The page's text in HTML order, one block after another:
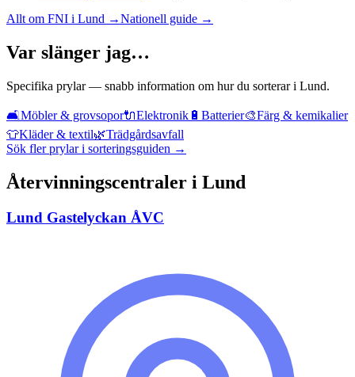
Allt om FNI i Lund →Nationell guide →
Var slänger jag…
Specifika prylar — snabb information om hur du sorterar i Lund.
🛋️Möbler & grovsopor🔌Elektronik 🔋 Batterier🎨Färg & kemikalier
👕Kläder & textil🌿Trädgårdsavfall
Sök fler prylar i sorteringsguiden →
Återvinningscentraler i Lund
Lund Gastelyckan ÅVC